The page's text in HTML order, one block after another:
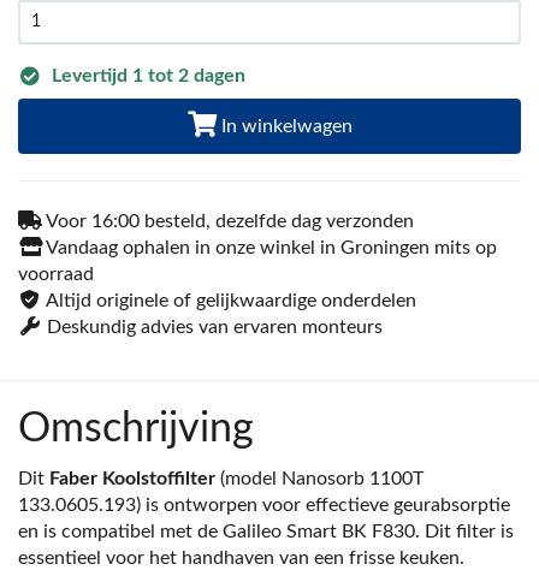
Levertijd 1 tot 2 dagen
In winkelwagen
Voor 16:00 besteld, dezelfde dag verzonden
Vandaag ophalen in onze winkel in Groningen mits op
voorraad
Altijd originele of gelijkwaardige onderdelen
Deskundig advies van ervaren monteurs
Omschrijving
Dit Faber Koolstoffilter (model Nanosorb 1100T
133.0605.193) is ontworpen voor effectieve geurabsorptie
en is compatibel met de Galileo Smart BK F830. Dit filter is
essentieel voor het handhaven van een frisse keuken.